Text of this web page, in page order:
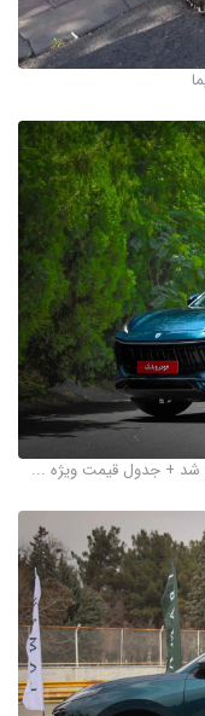
شد + جدول قیمت ویژه ...